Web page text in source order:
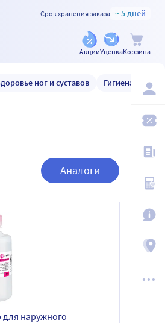
Срок хранения заказа ~ 5 дней
АкцииУценкаКорзина
ног и суставов Гигиена и уход
Аналоги
наружного